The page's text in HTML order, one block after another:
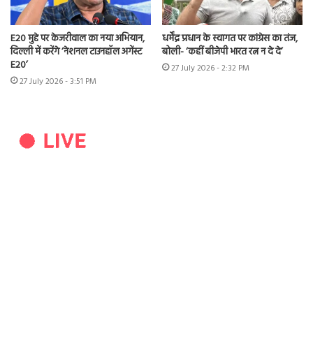
E20 मुद्दे पर केजरीवाल का नया अभियान,
दिल्ली में करेंगे ‘नेशनल टाउनहॉल अगेंस्ट
E20’
27 July 2026 - 3:51 PM
धर्मेंद्र प्रधान के स्वागत पर कांग्रेस का तंज,
बोली- ‘कहीं बीजेपी भारत रत्न न दे दे’
27 July 2026 - 2:32 PM